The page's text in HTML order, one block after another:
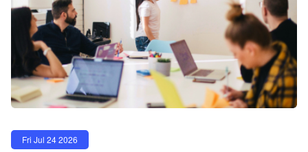
Fri Jul 24 2026